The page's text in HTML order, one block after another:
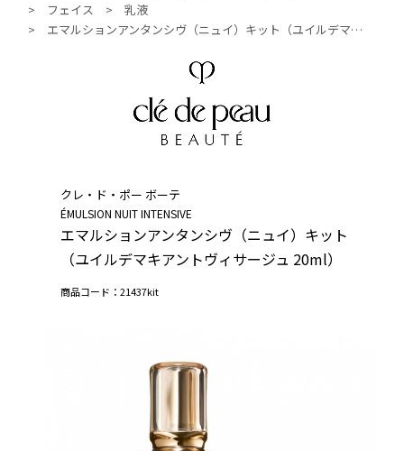
フェイス
乳液
エマルションアンタンシヴ（ニュイ）キット（ユイルデマキアントヴィサージュ 20ml）
クレ・ド・ポー ボーテ
ÉMULSION NUIT INTENSIVE
エマルションアンタンシヴ（ニュイ）キット
（ユイルデマキアントヴィサージュ 20ml）
商品コード：21437kit